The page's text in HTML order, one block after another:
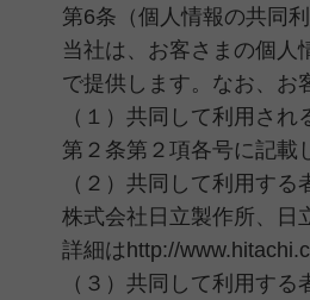
第6条（個人情報の共同利
当社は、お客さまの個人
で提供します。なお、お
（１）共同して利用され
第２条第２項各号に記載
（２）共同して利用する
株式会社日立製作所、日
詳細は http://
（３）共同して利用する